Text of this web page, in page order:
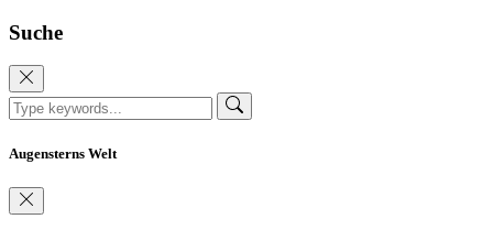
Suche
Augensterns Welt